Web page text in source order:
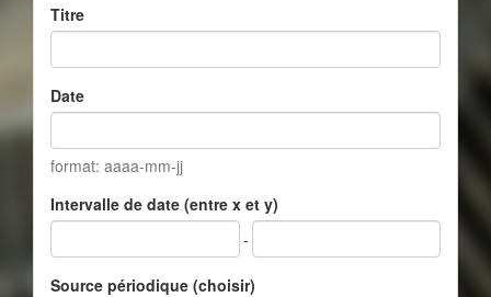
Titre
Date
format: aaaa-mm-jj
Intervalle de date (entre x et y)
-
Source périodique (choisir)